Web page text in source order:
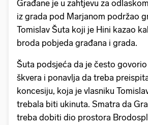
Građane je u zahtjevu za
iz grada pod Marjanom podržao
Tomislav Šuta koji je Hini kazao
broda pobjeda građana i grada.
Šuta podsjeća da je često
škvera i ponavlja da treba
koncesiju, koja je vlasniku
trebala biti ukinuta. Smatra da
treba dobiti dio prostora